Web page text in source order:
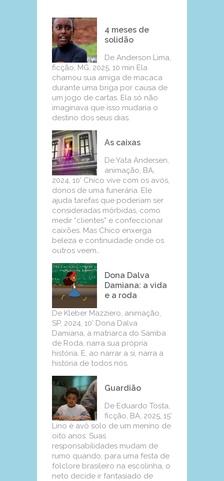
4 meses de
solidão
De Anderson Lima,
ficção, MG, 2025, 10 min Ela
chamou sua amiga de macaca
durante uma briga por causa de
um jogo de cartas. Ela só não
imaginava que isso mudaria o
destino dos seus dias.
As caixas
De Yata Andersen,
animação, BA,
2024, 10’ Chico vive com os avós,
donos de uma funerária. Ele
ajuda tarefas que poderiam ser
consideradas mórbidas, como
medir “clientes” e confeccionar
caixões. Mas Chico enxerga
beleza e continuidade onde os
outros veem…
Dona Dalva
Damiana: a vida
e a roda
De Kleber Mazziero, animação,
SP, 2024, 10’ Dona Dalva
Damiana, a matriarca do Samba
de Roda, narra sua própria
história. E, ao narrar a si, narra a
história de todos nós.
Guardião
De Eduardo Tosta,
ficção, BA, 2025, 15’
Lino é avô solo de um menino de
oito anos. Suas
responsabilidades mudam de
rumo quando, para uma festa de
folclore brasileiro na escolinha, o
neto decide ir fantasiado de